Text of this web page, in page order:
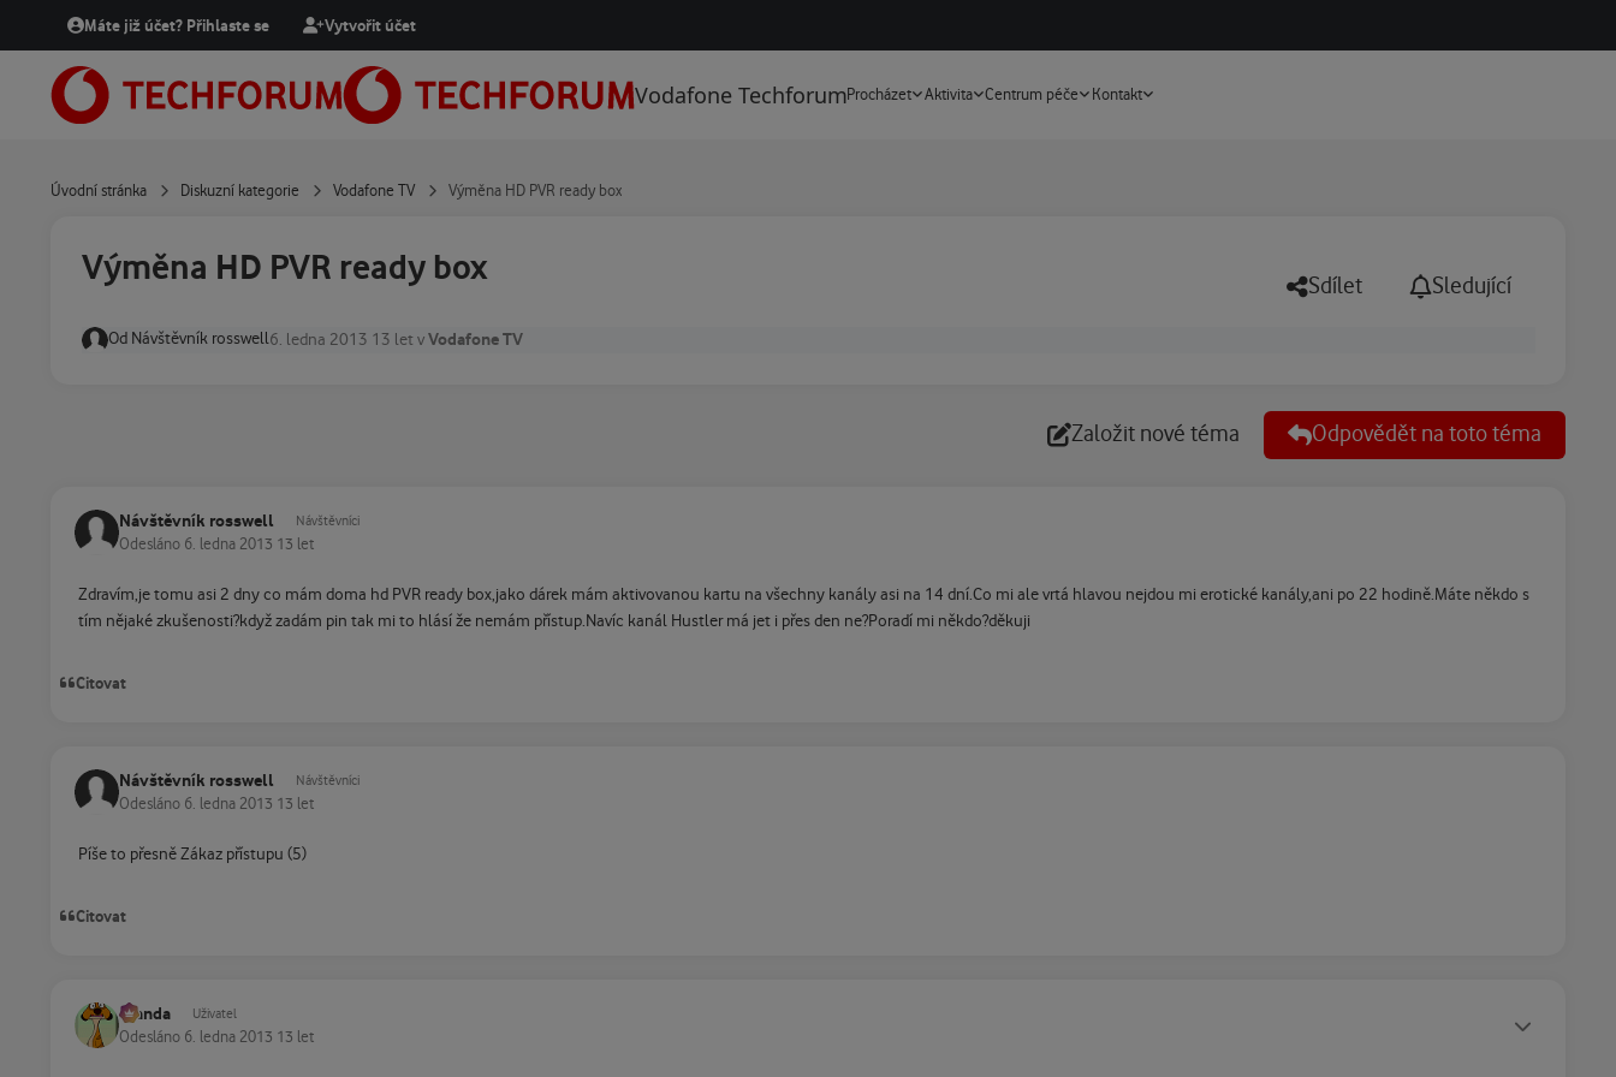
Přejít na obsah
Máte již účet? Přihlaste se Vytvořit účet
Vodafone TechforumProcházet Aktivita Centrum péče Kontakt
Úvodní stránka Diskuzní kategorie Vodafone TV Výměna HD PVR ready box
Výměna HD PVR ready box Sdílet Sledující
Od Návštěvník rosswell6. ledna 2013 13 let vVodafone TV
Založit nové téma Odpovědět na toto téma
Návštěvník rosswell Návštěvníci
Odesláno 6. ledna 2013 13 let
Zdravím,je tomu asi 2 dny co mám doma hd PVR ready box,jako dárek mám aktivovanou kartu na všechny kanály asi na 14 dní.Co mi ale vrtá hlavou nejdou mi erotické kanály,ani po 22 hodině.Máte někdo s
tím nějaké zkušenosti?když zadám pin tak mi to hlásí že nemám přístup.Navíc kanál Hustler má jet i přes den ne?Poradí mi někdo?děkuji
Citovat
Návštěvník rosswell Návštěvníci
Odesláno 6. ledna 2013 13 let
Píše to přesně Zákaz přístupu (5)
Citovat
Standa Uživatel
Odesláno 6. ledna 2013 13 let